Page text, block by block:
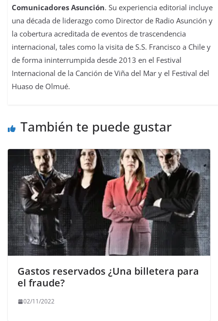
Comunicadores Asunción. Su experiencia editorial incluye
una década de liderazgo como Director de Radio Asunción y
la cobertura acreditada de eventos de trascendencia
internacional, tales como la visita de S.S. Francisco a Chile y
de forma ininterrumpida desde 2013 en el Festival
Internacional de la Canción de Viña del Mar y el Festival del
Huaso de Olmué.
También te puede gustar
Gastos reservados ¿Una billetera para
el fraude?
02/11/2022